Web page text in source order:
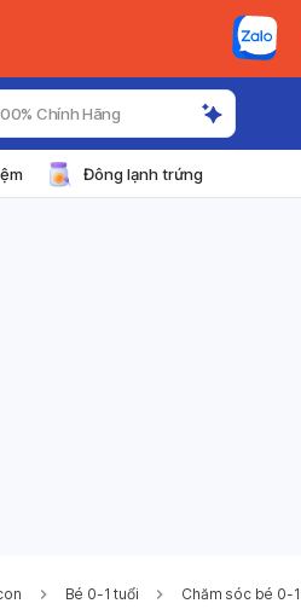
Chính Hãng
Đông lạnh trứng
Bé 0-1 tuổi Chăm sóc bé 0-